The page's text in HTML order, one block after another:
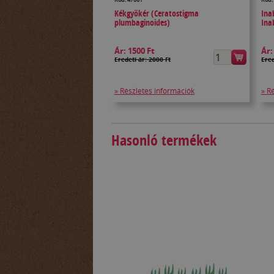
Kékgyökér (Ceratostigma
plumbaginoides)
Ár: 1500 Ft
Eredeti ár: 2000 Ft
» Részletes információk »
Hasonló termékek